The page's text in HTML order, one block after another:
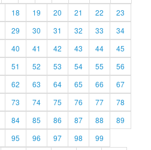
18 19 20 21 22
23
29 30 31 32 33
34
40 41 42 43 44
45
51 52 53 54 55
56
62 63 64 65 66
67
73 74 75 76 77
78
84 85 86 87 88
89
95 96 97 98
99